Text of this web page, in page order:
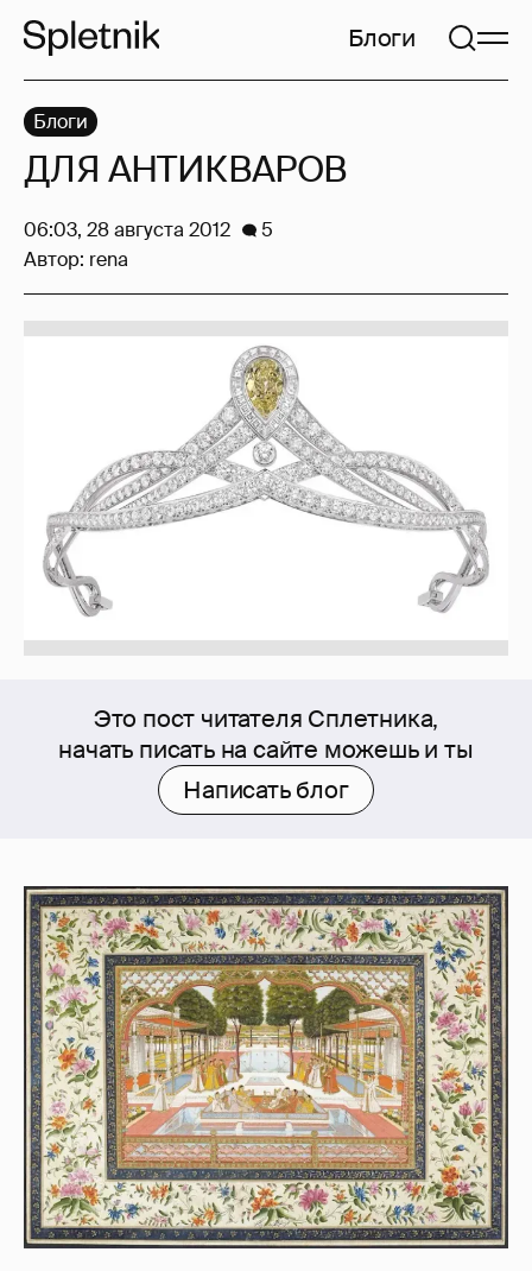
Блоги
Это пост читателя Сплетника,
начать писать на сайте можешь и ты
Написать блог
Блоги
ДЛЯ АНТИКВАРОВ
06:03, 28 августа 2012
5
Автор: rena